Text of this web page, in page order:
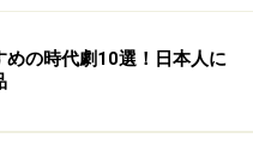
めの時代劇10選！日本人に